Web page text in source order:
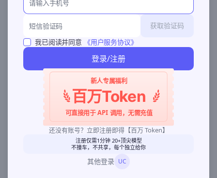
获取验证码
我已阅读并同意
《用户服务协议》
登录/注册
新人专属福利
百万Token
可直接用于 API 调用，无需充值
还没有账号？立即注册即得【百万 Token】
注册仅需1分钟 20+顶尖模型
不撞车，不共享，每个独立给你
其他登录 UC